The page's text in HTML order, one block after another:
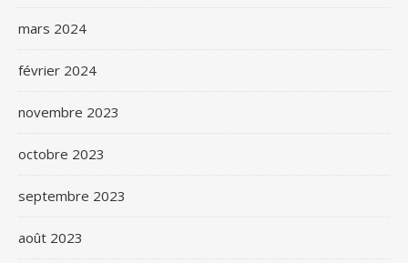
mars 2024
février 2024
novembre 2023
octobre 2023
septembre 2023
août 2023